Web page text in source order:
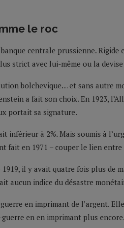
le roc
centrale prussienne. Rigide
strict avec lui-même ou la devise
bolchevique… et sans autre
a fait son choix. En 1923,
portait sa signature.
inférieur à 2%. Mais soumis à
fait en 1971 – couper le lien entre
il y avait quatre fois plus de
aucun indice du désastre
en imprimant de l’argent.
guerre en en imprimant plus